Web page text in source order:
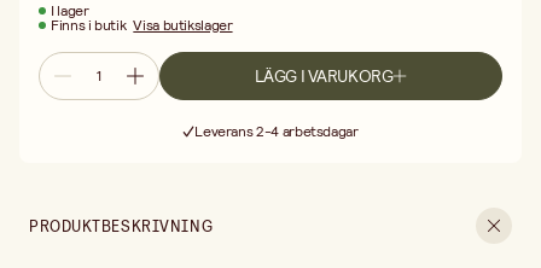
I lager
Finns i butik Visa butikslager
LÄGG I VARUKORG
Leverans 2-4 arbetsdagar
PRODUKTBESKRIVNING